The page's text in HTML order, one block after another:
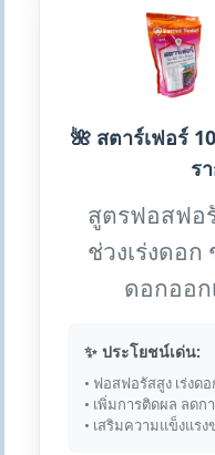
🌺 สตาร์เฟอร์
ร
สูตรฟอสฟอ
ช่วงเร่งดอก
ดอกออ
✨ ประโยชน์เด่น:
• ฟอสฟอรัสสูง เร่งดอ
• เพิ่มการติดผล ลดก
• เสริมความแข็งแรง